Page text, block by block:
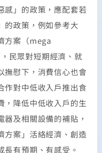
感」的政策，應配套若
的政策，例如參考大
方案（mega
民眾對短期經濟、就
撫慰下，消費信心也會
作對中低收入戶推出食
，降低中低收入戶的生
及相關設備的補貼，
方案」活絡經濟、創造
有預期、有感受。